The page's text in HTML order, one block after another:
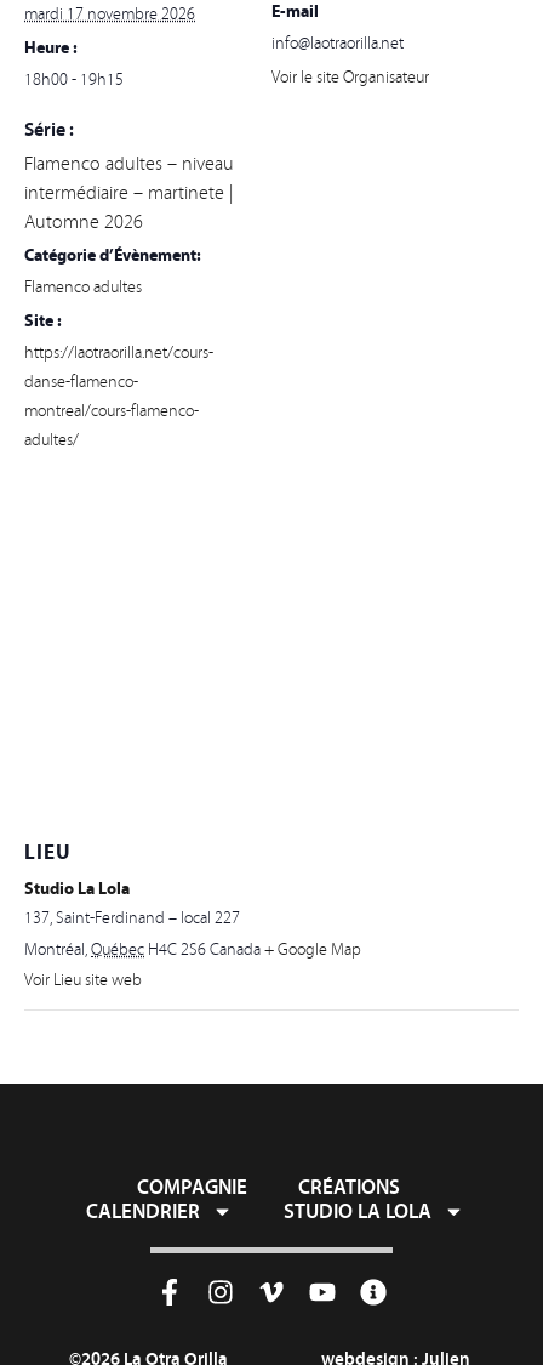
mardi 17 novembre 2026
Heure :
18h00 - 19h15
Série :
Flamenco adultes – niveau
intermédiaire – martinete |
Automne 2026
Catégorie d’Évènement:
Flamenco adultes
Site :
https://laotraorilla.net/cours-
danse-flamenco-
montreal/cours-flamenco-
adultes/
E-mail
info@laotraorilla.net
Voir le site Organisateur
LIEU
Studio La Lola
137, Saint-Ferdinand – local 227
Montréal,Québec H4C 2S6Canada+ Google Map
Voir Lieu site web
COMPAGNIE
CRÉATIONS
CALENDRIER
STUDIO LA LOLA
©2026 La Otra Orilla webdesign : Julien